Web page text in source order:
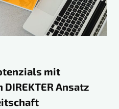
mit
Ansatz